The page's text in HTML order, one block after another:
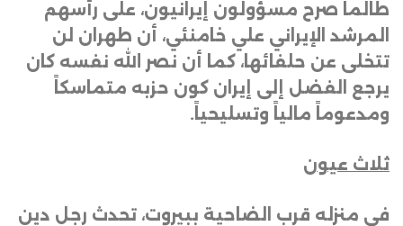
طالما صرح مسؤولون إيرانيون، على رأسهم
المرشد الإيراني علي خامنئي، أن طهران لن
تتخلى عن حلفائها، كما أن نصر الله نفسه كان
يرجع الفضل إلى إيران كون حزبه متماسكاً
ومدعوماً مالياً وتسليحياً .
ثلاث عيون
في منزله قرب الضاحية ببيروت، تحدث رجل دين